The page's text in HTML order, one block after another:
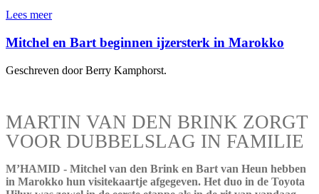
Lees meer
Mitchel en Bart beginnen ijzersterk in Marokko
Geschreven door Berry Kamphorst.
MARTIN VAN DEN BRINK ZORGT
VOOR DUBBELSLAG IN FAMILIE
M’HAMID - Mitchel van den Brink en Bart van Heun hebben
in Marokko hun visitekaartje afgegeven. Het duo in de Toyota